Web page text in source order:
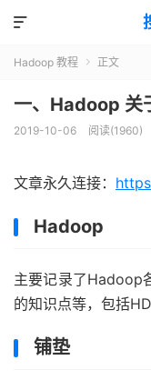

Hadoop 教程  正文
一、Hadoop 关
2019-10-06 阅读(1960)
文章永久连接：
Hadoop
主要记录了Hadoop
的知识点等，包括
铺垫